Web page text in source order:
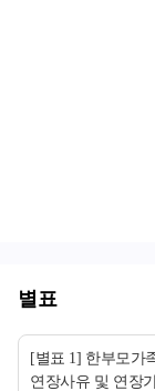
별표
[별표 1] 한부모가
연장사유 및 연장